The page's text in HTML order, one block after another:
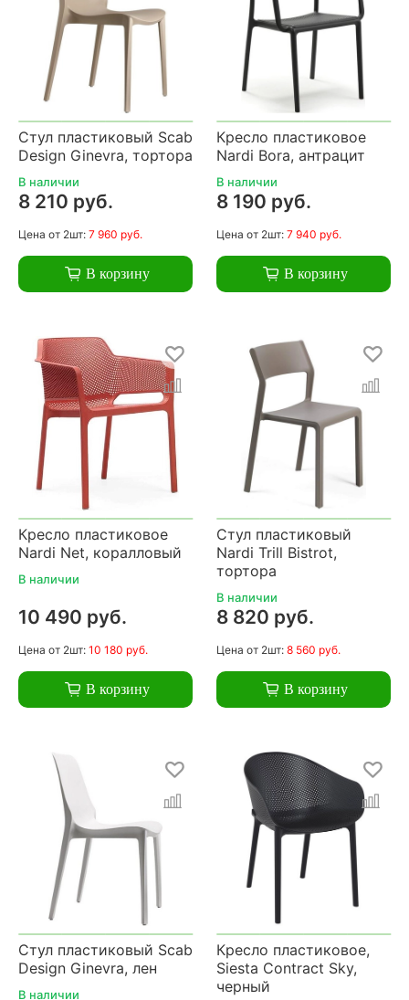
Стул пластиковый Scab
Design Ginevra, тортора
В наличии
8 210 руб.
Цена от 2шт: 7 960 руб.
В корзину
Кресло пластиковое
Nardi Bora, антрацит
В наличии
8 190 руб.
Цена от 2шт: 7 940 руб.
В корзину
Кресло пластиковое
Nardi Net, коралловый
В наличии
10 490 руб.
Цена от 2шт: 10 180 руб.
В корзину
Стул пластиковый
Nardi Trill Bistrot,
тортора
В наличии
8 820 руб.
Цена от 2шт: 8 560 руб.
В корзину
Стул пластиковый Scab
Design Ginevra, лен
В наличии
Кресло пластиковое,
Siesta Contract Sky,
черный